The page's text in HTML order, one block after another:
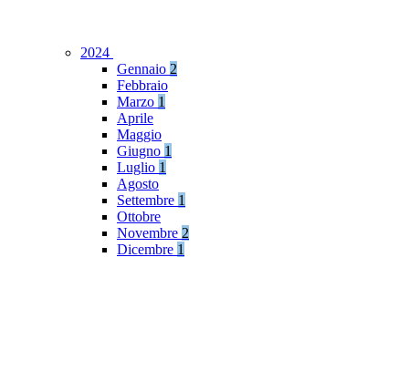
2024
Gennaio 2
Febbraio
Marzo 1
Aprile
Maggio
Giugno 1
Luglio 1
Agosto
Settembre 1
Ottobre
Novembre 2
Dicembre 1